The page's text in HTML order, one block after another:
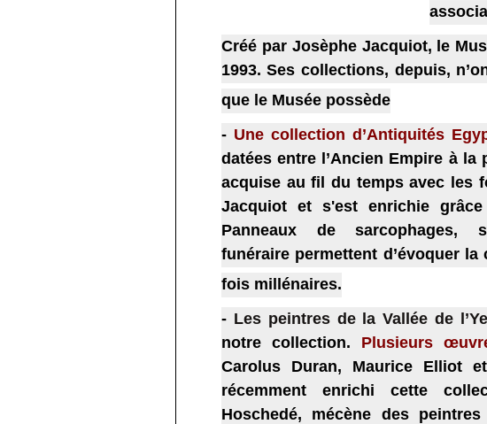
Créé par Josèphe Jacquiot, le
1993. Ses collections, depuis,
que le Musée possède
- Une collection d’Antiquités
datées entre l’Ancien Empire à la
acquise au fil du temps avec les
Jacquiot et s'est enrichie
Panneaux de
funéraire permettent d’évoquer
fois millénaires.
- Les peintres de la Vallée de
notre collection. Plusieurs
Carolus Duran, Maurice Elliot
récemment enrichi cette
Hoschedé, mécène des